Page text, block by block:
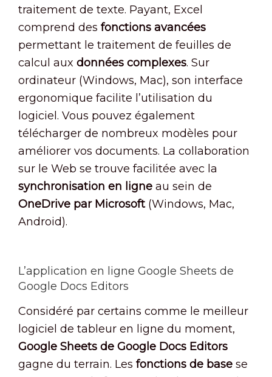
traitement de texte. Payant, Excel
comprend des fonctions avancées
permettant le traitement de feuilles de
calcul aux données complexes. Sur
ordinateur (Windows, Mac), son interface
ergonomique facilite l’utilisation du
logiciel. Vous pouvez également
télécharger de nombreux modèles pour
améliorer vos documents. La collaboration
sur le Web se trouve facilitée avec la
synchronisation en ligne au sein de
OneDrive par Microsoft(Windows, Mac,
Android).
L’application en ligne Google Sheets de
Google Docs Editors
Considéré par certains comme le meilleur
logiciel de tableur en ligne du moment,
Google Sheets de Google Docs Editors
gagne du terrain. Les fonctions de base se